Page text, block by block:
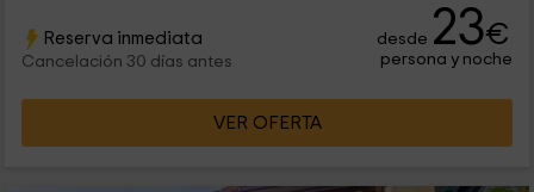
Reserva inmediata
Cancelación 30 días antes
desde 23€
persona y noche
VER OFERTA